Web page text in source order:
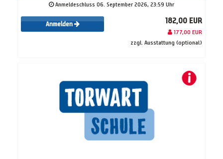
Anmeldeschluss 06. September 2026, 23:59 Uhr
Anmelden 182,00 EUR
177,00 EUR
zzgl. Ausstattung (optional)